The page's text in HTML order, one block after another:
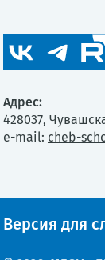
Адрес:
428037,
e-mail: cheb-
Версия для